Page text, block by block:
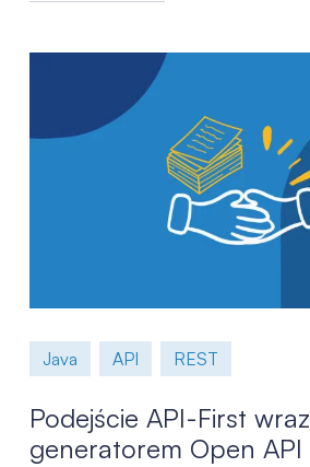
Java API REST
Podejście API-First wraz
generatorem Open API